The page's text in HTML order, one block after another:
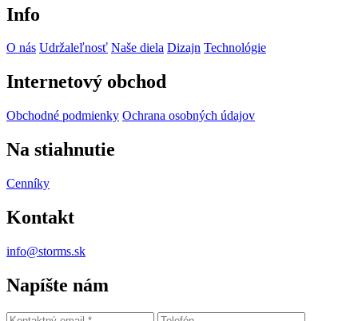
Info
O nás Udržaleľnosť Naše diela Dizajn Technológie
Internetový obchod
Obchodné podmienky Ochrana osobných údajov
Na stiahnutie
Cenníky
Kontakt
info@storms.sk
Napíšte nám